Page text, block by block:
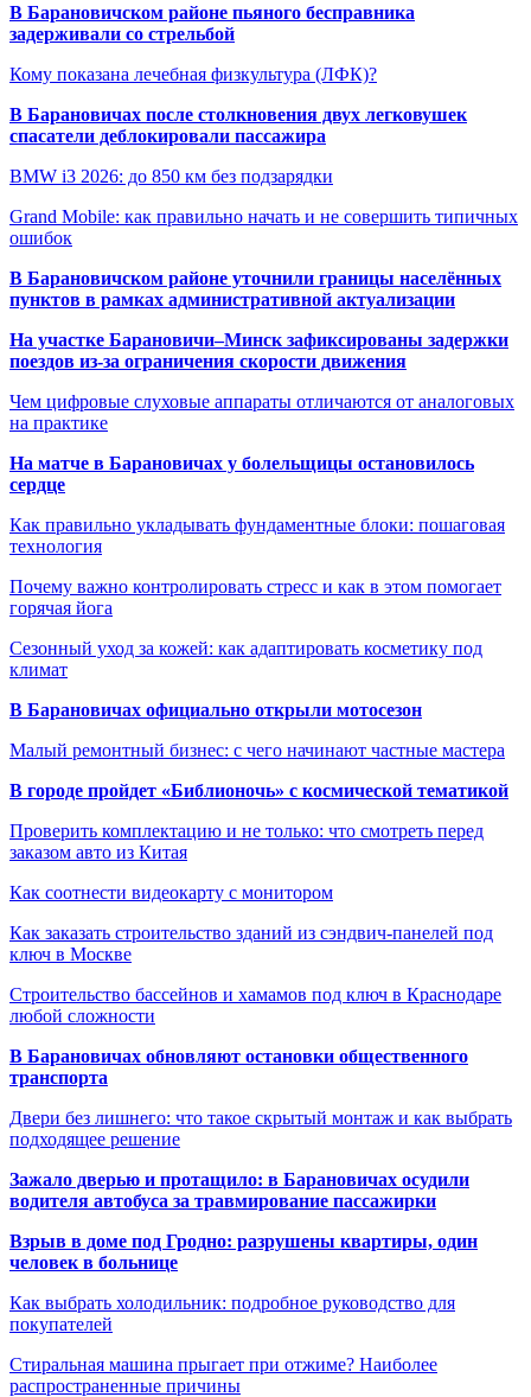
В Барановичском районе пьяного бесправника
задерживали со стрельбой
Кому показана лечебная физкультура (ЛФК)?
В Барановичах после столкновения двух легковушек
спасатели деблокировали пассажира
BMW i3 2026: до 850 км без подзарядки
Grand Mobile: как правильно начать и не совершить типичных
ошибок
В Барановичском районе уточнили границы населённых
пунктов в рамках административной актуализации
На участке Барановичи–Минск зафиксированы задержки
поездов из-за ограничения скорости движения
Чем цифровые слуховые аппараты отличаются от аналоговых
на практике
На матче в Барановичах у болельщицы остановилось
сердце
Как правильно укладывать фундаментные блоки: пошаговая
технология
Почему важно контролировать стресс и как в этом помогает
горячая йога
Сезонный уход за кожей: как адаптировать косметику под
климат
В Барановичах официально открыли мотосезон
Малый ремонтный бизнес: с чего начинают частные мастера
В городе пройдет «Библионочь» с космической тематикой
Проверить комплектацию и не только: что смотреть перед
заказом авто из Китая
Как соотнести видеокарту с монитором
Как заказать строительство зданий из сэндвич-панелей под
ключ в Москве
Строительство бассейнов и хамамов под ключ в Краснодаре
любой сложности
В Барановичах обновляют остановки общественного
транспорта
Двери без лишнего: что такое скрытый монтаж и как выбрать
подходящее решение
Зажало дверью и протащило: в Барановичах осудили
водителя автобуса за травмирование пассажирки
Взрыв в доме под Гродно: разрушены квартиры, один
человек в больнице
Как выбрать холодильник: подробное руководство для
покупателей
Стиральная машина прыгает при отжиме? Наиболее
распространенные причины